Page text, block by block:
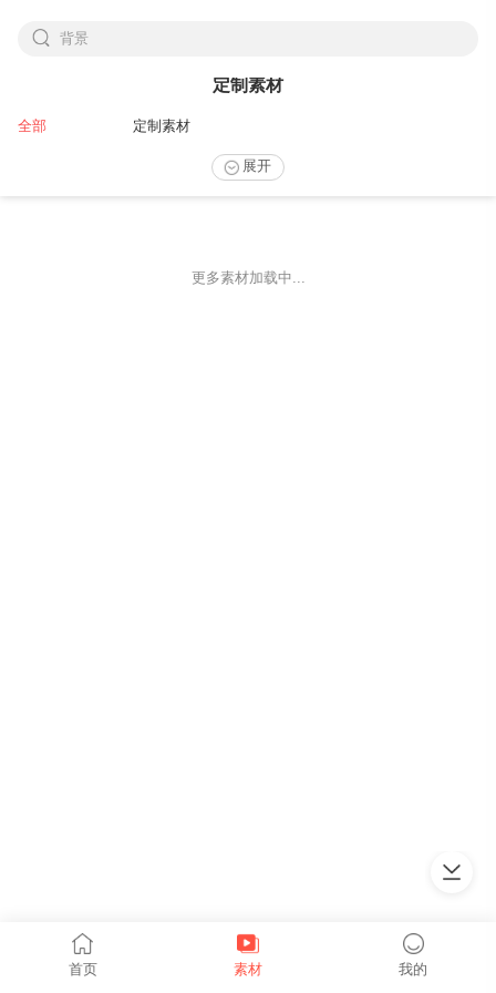
背景
定制素材
全部 定制素材
展开
更多素材加载中...
上拉加载
首页 素材 我的